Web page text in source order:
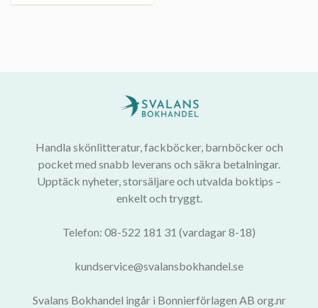
Handla skönlitteratur, fackböcker, barnböcker och
pocket med snabb leverans och säkra betalningar.
Upptäck nyheter, storsäljare och utvalda boktips –
enkelt och tryggt.
Telefon: 08-522 181 31 (vardagar 8-18)
kundservice@svalansbokhandel.se
Svalans Bokhandel ingår i Bonnierförlagen AB org.nr